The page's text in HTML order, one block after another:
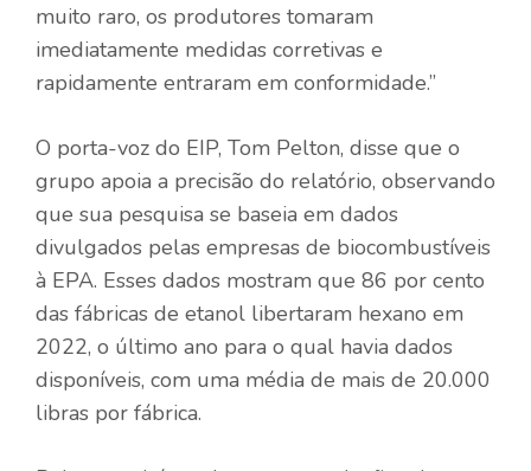
muito raro, os produtores tomaram
imediatamente medidas corretivas e
rapidamente entraram em conformidade.”
O porta-voz do EIP, Tom Pelton, disse que o
grupo apoia a precisão do relatório, observando
que sua pesquisa se baseia em dados
divulgados pelas empresas de biocombustíveis
à EPA. Esses dados mostram que 86 por cento
das fábricas de etanol libertaram hexano em
2022, o último ano para o qual havia dados
disponíveis, com uma média de mais de 20.000
libras por fábrica.